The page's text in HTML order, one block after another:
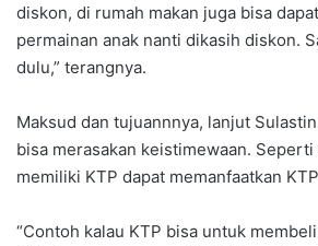
diskon, di rumah makan juga bisa
permainan anak nanti dikasih diskon.
dulu,” terangnya.
Maksud dan tujuannnya, lanjut
bisa merasakan keistimewaan.
memiliki KTP dapat memanfaatkan
“Contoh kalau KTP bisa untuk